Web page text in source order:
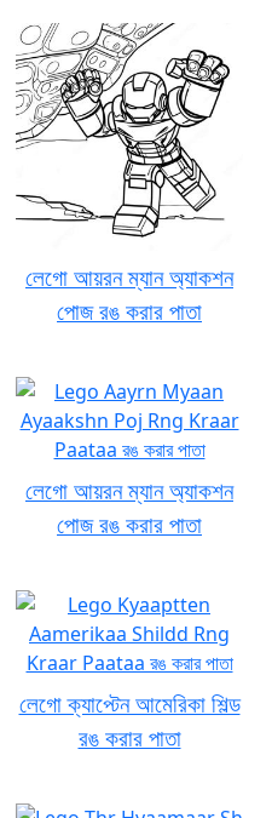
লেগো আয়রন ম্যান অ্যাকশন
পোজ রঙ করার পাতা
লেগো আয়রন ম্যান অ্যাকশন
পোজ রঙ করার পাতা
লেগো ক্যাপ্টেন আমেরিকা শিল্ড
রঙ করার পাতা